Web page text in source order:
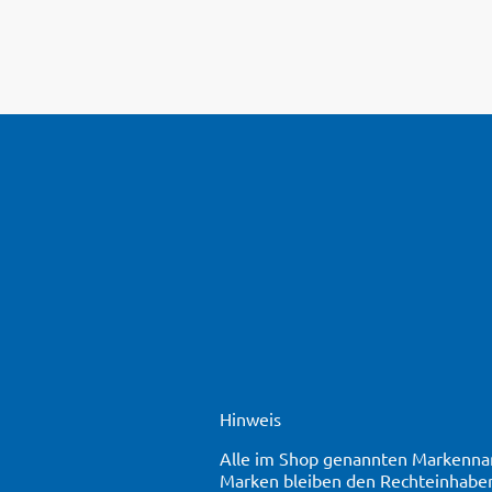
Hinweis
Alle im Shop genannten
Marken bleiben den